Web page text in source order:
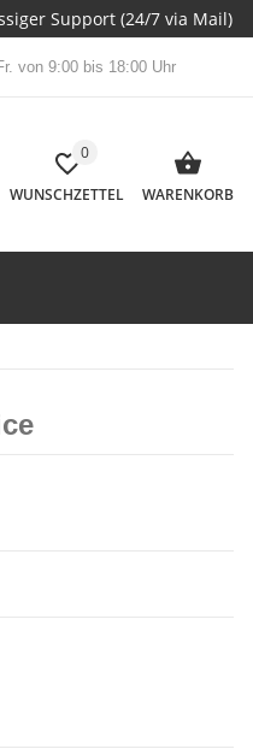
Support (24/7 via Mail)
von 9:00 bis 18:00 Uhr
0
WUNSCHZETTEL WARENKORB